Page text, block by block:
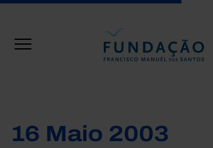
16 Maio 2003